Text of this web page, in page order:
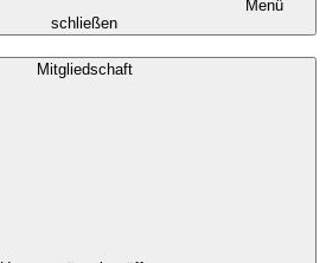
Menü
schließen
Mitgliedschaft